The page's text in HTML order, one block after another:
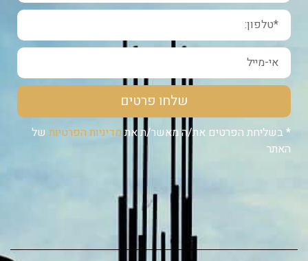
שלחו פרטים
* בשליחת הפרטים את/ה מאשר/ת אתמדיניות הפרטיות של
האתר